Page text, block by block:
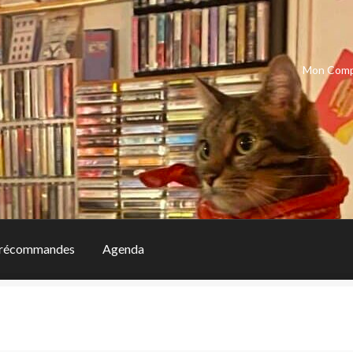
Mon
Agenda